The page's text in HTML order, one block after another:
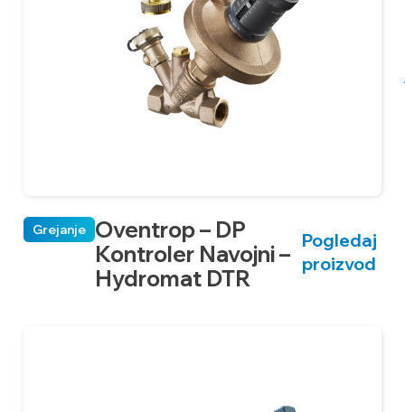
Oventrop – DP
Kontroler Navojni –
Hydromat DTR
Grejanje
Pogledaj
proizvod